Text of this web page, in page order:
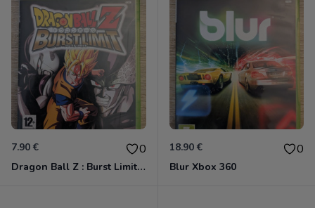
7.90 € 0
Dragon Ball Z : Burst Limit Xbox 360
18.90 € 0
Blur Xbox 360